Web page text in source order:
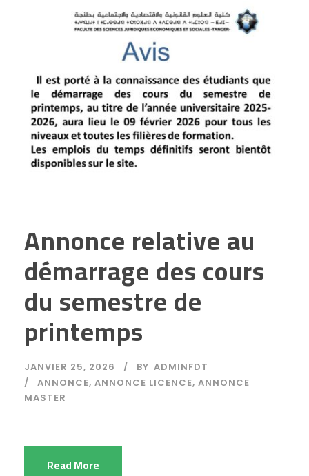
Annonce relative au
démarrage des cours
du semestre de
printemps
JANVIER 25, 2026 BY ADMINFDT
ANNONCE, ANNONCE LICENCE, ANNONCE
MASTER
Read More